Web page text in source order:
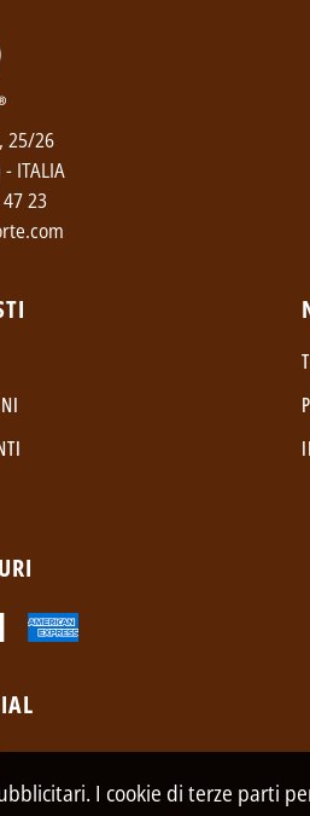
I cookie di terze parti
25/26
ITALIA
23